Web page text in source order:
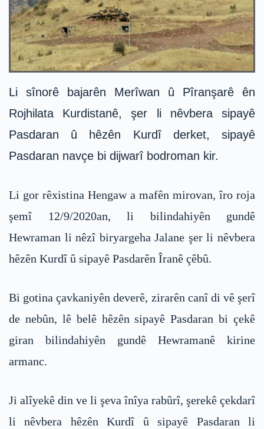
Li sînorê bajarên Merîwan û Pîranşarê ên
Rojhilata Kurdistanê, şer li nêvbera sipayê
Pasdaran û hêzên Kurdî derket, sipayê
Pasdaran navçe bi dijwarî bodroman kir.
Li gor rêxistina Hengaw a mafên mirovan, îro roja
şemî 12/9/2020an, li bilindahiyên gundê
Hewraman li nêzî biryargeha Jalane şer li nêvbera
hêzên Kurdî û sipayê Pasdarên Îranê çêbû.
Bi gotina çavkaniyên deverê, zirarên canî di vê şerî
de nebûn, lê belê hêzên sipayê Pasdaran bi çekê
giran bilindahiyên gundê Hewramanê kirine
armanc.
Ji alîyekê din ve li şeva înîya rabûrî, şerekê çekdarî
li nêvbera hêzên Kurdî û sipayê Pasdaran li